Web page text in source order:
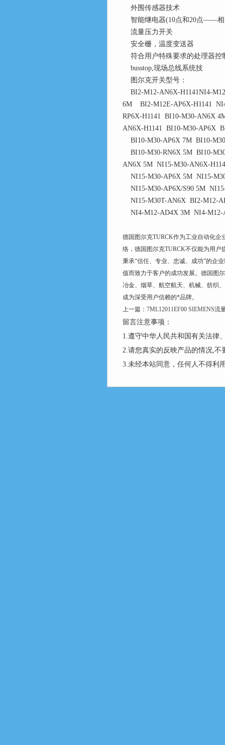
外围传感器技术
智能继电器(10点和20点――相
流量压力开关
安全栅，温度变送器
符合用户特殊要求的处理器控
busstop,现场总线系统技
图尔克开关型号：
BI2-M12-AN6X-H1141NI4-
6M BI2-M12E-AP6X-H1141
RP6X-H1141 BI10-M30-AN6X
AN6X-H1141 BI10-M30-AP6X
BI10-M30-AP6X 7M BI10-
BI10-M30-RN6X 5M BI10-
AN6X 5M NI15-M30-AN6X-
NI15-M30-AP6X 5M NI15-
NI15-M30-AP6X/S90 5M
NI15-M30T-AN6X BI2-M12-
NI4-M12-AD4X 3M NI4-M12-
德国图尔克TURCK作为工业自动化企
络，德国图尔克TURCK不仅能为用户
秉承“信任、专业、忠诚、成功”的企
值而致力于客户的成功发展。德国图
冶金、烟草、航空航天、机械、纺织
成为深受用户信赖的*品牌。
上一篇： 7ML12011EF00 SIEMENS流
留言注意事项：
1.遵守中华人民共和国有关法律
2.请您真实的反映产品的情况,
3.未经本站同意，任何人不得利